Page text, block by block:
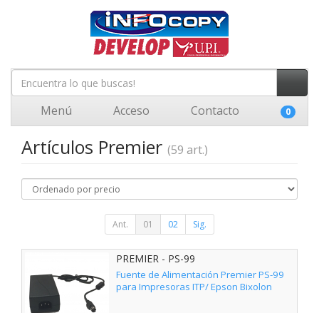
Menú Acceso Contacto 0
Artículos Premier (59 art.)
Ant. 01 02 Sig.
PREMIER - PS-99
Fuente de Alimentación Premier PS-99
para Impresoras ITP/ Epson Bixolon